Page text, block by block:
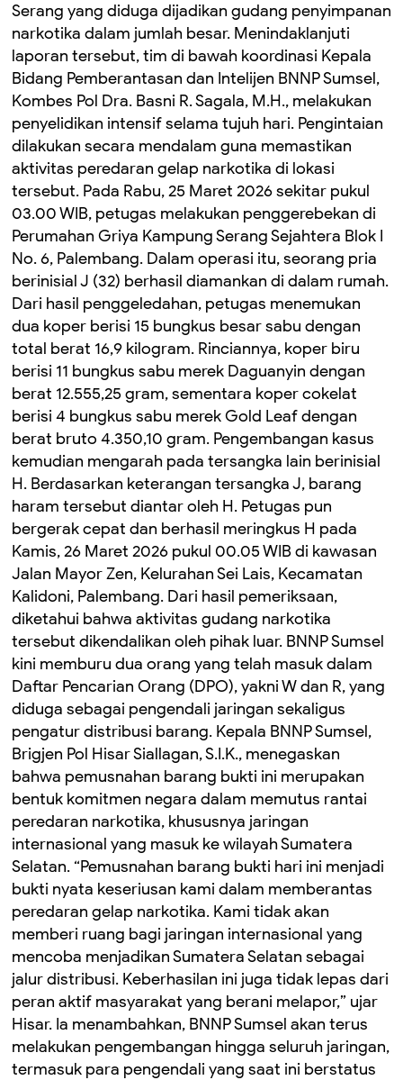
Serang yang diduga dijadikan gudang penyimpanan
narkotika dalam jumlah besar. Menindaklanjuti
laporan tersebut, tim di bawah koordinasi Kepala
Bidang Pemberantasan dan Intelijen BNNP Sumsel,
Kombes Pol Dra. Basni R. Sagala, M.H., melakukan
penyelidikan intensif selama tujuh hari. Pengintaian
dilakukan secara mendalam guna memastikan
aktivitas peredaran gelap narkotika di lokasi
tersebut. Pada Rabu, 25 Maret 2026 sekitar pukul
03.00 WIB, petugas melakukan penggerebekan di
Perumahan Griya Kampung Serang Sejahtera Blok I
No. 6, Palembang. Dalam operasi itu, seorang pria
berinisial J (32) berhasil diamankan di dalam rumah.
Dari hasil penggeledahan, petugas menemukan
dua koper berisi 15 bungkus besar sabu dengan
total berat 16,9 kilogram. Rinciannya, koper biru
berisi 11 bungkus sabu merek Daguanyin dengan
berat 12.555,25 gram, sementara koper cokelat
berisi 4 bungkus sabu merek Gold Leaf dengan
berat bruto 4.350,10 gram. Pengembangan kasus
kemudian mengarah pada tersangka lain berinisial
H. Berdasarkan keterangan tersangka J, barang
haram tersebut diantar oleh H. Petugas pun
bergerak cepat dan berhasil meringkus H pada
Kamis, 26 Maret 2026 pukul 00.05 WIB di kawasan
Jalan Mayor Zen, Kelurahan Sei Lais, Kecamatan
Kalidoni, Palembang. Dari hasil pemeriksaan,
diketahui bahwa aktivitas gudang narkotika
tersebut dikendalikan oleh pihak luar. BNNP Sumsel
kini memburu dua orang yang telah masuk dalam
Daftar Pencarian Orang (DPO), yakni W dan R, yang
diduga sebagai pengendali jaringan sekaligus
pengatur distribusi barang. Kepala BNNP Sumsel,
Brigjen Pol Hisar Siallagan, S.I.K., menegaskan
bahwa pemusnahan barang bukti ini merupakan
bentuk komitmen negara dalam memutus rantai
peredaran narkotika, khususnya jaringan
internasional yang masuk ke wilayah Sumatera
Selatan. “Pemusnahan barang bukti hari ini menjadi
bukti nyata keseriusan kami dalam memberantas
peredaran gelap narkotika. Kami tidak akan
memberi ruang bagi jaringan internasional yang
mencoba menjadikan Sumatera Selatan sebagai
jalur distribusi. Keberhasilan ini juga tidak lepas dari
peran aktif masyarakat yang berani melapor,” ujar
Hisar. Ia menambahkan, BNNP Sumsel akan terus
melakukan pengembangan hingga seluruh jaringan,
termasuk para pengendali yang saat ini berstatus